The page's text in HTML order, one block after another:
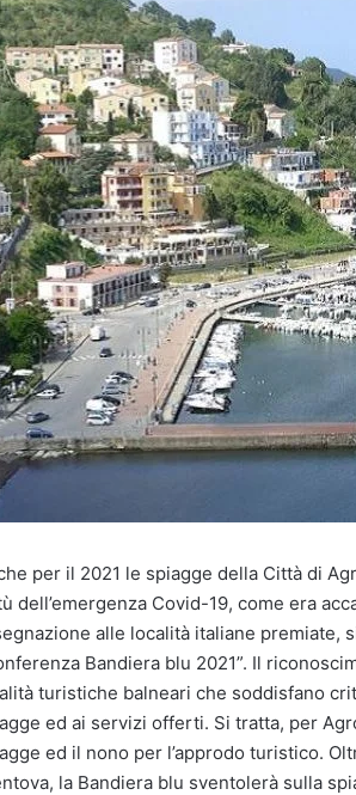
per il 2021 le spiagge della Città di
dell’emergenza Covid-19, come era
alle località italiane premiate,
Bandiera blu 2021”. Il
turistiche balneari che soddisfano
ed ai servizi offerti. Si tratta, per
ed il nono per l’approdo turistico.
la Bandiera blu sventolerà sulla